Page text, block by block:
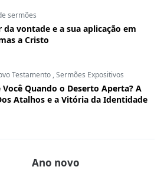
sermões
da vontade e a sua aplicação em
a Cristo
Testamento ,Sermões Expositivos
Você Quando o Deserto Aperta? A
Atalhos e a Vitória da Identidade
Ano novo